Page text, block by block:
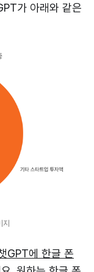
가 아래와 같은
지
GPT에 한글 폰